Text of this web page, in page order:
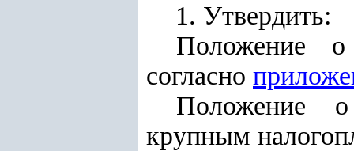
1. Утвердить:
Положение о
согласно
Положение
крупным